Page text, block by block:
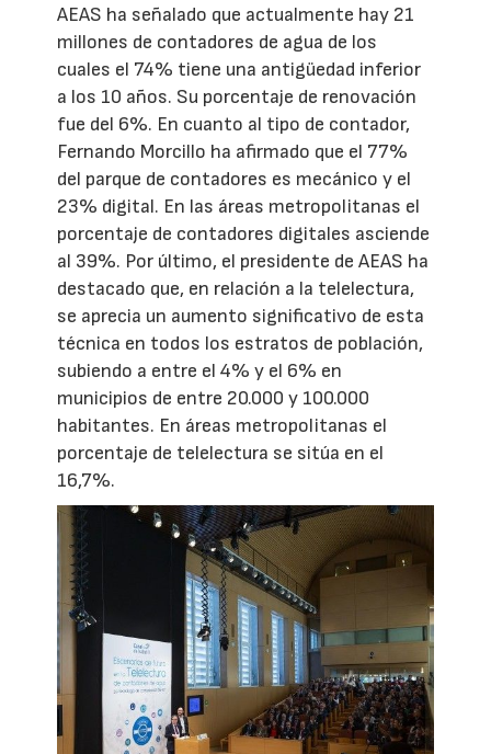
AEAS ha señalado que actualmente hay 21
millones de contadores de agua de los
cuales el 74% tiene una antigüedad inferior
a los 10 años. Su porcentaje de renovación
fue del 6%. En cuanto al tipo de contador,
Fernando Morcillo ha afirmado que el 77%
del parque de contadores es mecánico y el
23% digital. En las áreas metropolitanas el
porcentaje de contadores digitales asciende
al 39%. Por último, el presidente de AEAS ha
destacado que, en relación a la telelectura,
se aprecia un aumento significativo de esta
técnica en todos los estratos de población,
subiendo a entre el 4% y el 6% en
municipios de entre 20.000 y 100.000
habitantes. En áreas metropolitanas el
porcentaje de telelectura se sitúa en el
16,7%.